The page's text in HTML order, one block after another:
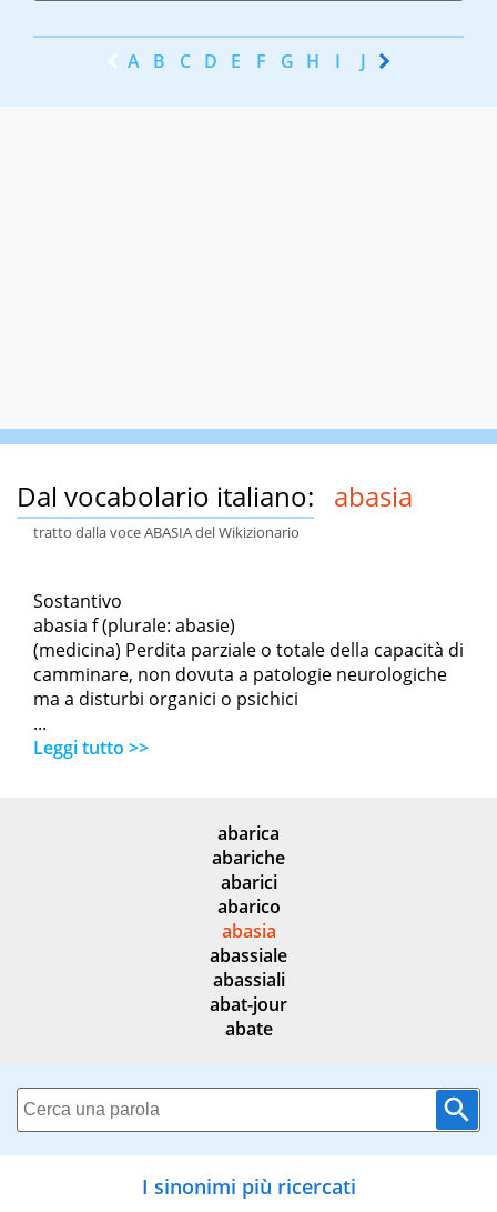
A B C D E F G H I J K
Dal vocabolario italiano: abasia
tratto dalla voce ABASIA del Wikizionario
Sostantivo
abasia f (plurale: abasie)
(medicina) Perdita parziale o totale della capacità di
camminare, non dovuta a patologie neurologiche
ma a disturbi organici o psichici
...
Leggi tutto >>
abarica
abariche
abarici
abarico
abasia
abassiale
abassiali
abat-jour
abate
I sinonimi più ricercati